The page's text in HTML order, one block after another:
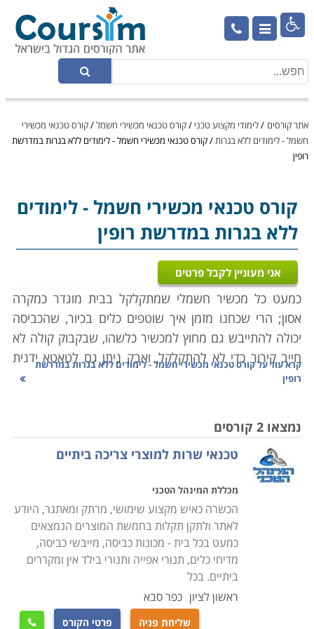

אתר קורסים /לימודי מקצוע טכני /קורס טכנאי מכשירי חשמל/קורס טכנאי מכשירי
חשמל - לימודים ללא בגרות/קורס טכנאי מכשירי חשמל - לימודים ללא בגרות במדרשת
רופין
קורס טכנאי מכשירי חשמל- לימודים
ללא בגרות במדרשת רופין
אני מעוניין לקבל פרטים
כמעט כל מכשיר חשמלי שמתקלקל בבית מוגדר כמקרה
אסון; הרי שכחנו מזמן איך שוטפים כלים בכיור, שהכביסה
יכולה להתייבש גם מחוץ למכשיר כלשהו, שבקבוק קולה לא
חייב קירור כדי לא להתקלקל, ואבק ניתן גם לטאטא ידנית
מהבית.
שצץ משבר, חשנו למעבדה לתקן ממייבש שיער ועד
טלויזיה. היום, אם התגלתה בעיה במכשיר שפג תוקף
האחריות עבורו, נשאלת מיד השאלה "לתקן או לשדרג?".
תהליכים משונים עוברים על מכשירי החשמל הביתיים שלנו;
מצד אחד הם הופכים עם הזמן לזולים יותר, אך עם זאת הם
גם נהיים משוכללים יותר, ולכן קשים יותר לתיקון. לימודי
קורס טכנאי מכשירי חשמל מעניקים את כל הידע הנדרש
לפתור את הדילמה באמצעות האפשרות הראשונה, אשר
פעמים רבות היא החכמה והחסכונית מבין השתיים.
קרא עוד עלקורס טכנאי מכשירי חשמל - לימודים ללא בגרות במדרשת
רופין
נמצאו 2 קורסים
טכנאי שרות למוצרי צריכה ביתיים
מכללת המינהל הטכני
הכשרה כאיש מקצוע שימושי, מרתק ומאתגר, היודע
לאתר ולתקן תקלות בחמשת המוצרים הנמצאים
כמעט בכל בית - מכונות כביסה, מייבשי כביסה,
מדיחי כלים, תנורי אפייה ותנורי בילד אין ומקררים
ביתיים. בכל
ראשון לציון כפר סבא
שליחת פניה פרטי הקורס 